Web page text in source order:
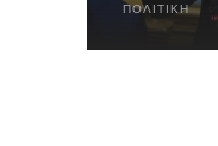
ΠΟΛΙΤΙΚΉ